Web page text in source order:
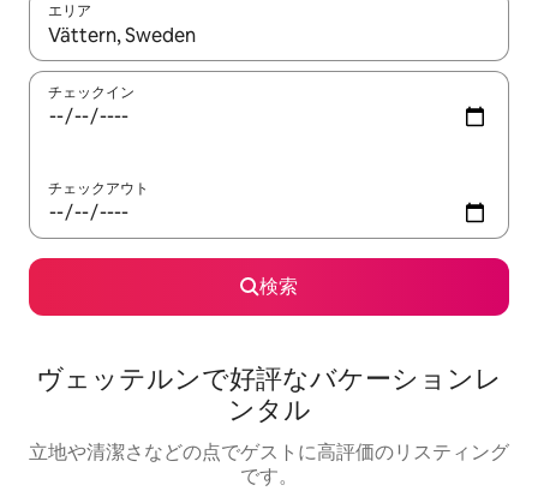
エリア
検索結果が表示されたら、上下の矢印キーを使って移動するか
チェックイン
チェックアウト
検索
ヴェッテルンで好評なバケーションレ
ンタル
立地や清潔さなどの点でゲストに高評価のリスティング
です。